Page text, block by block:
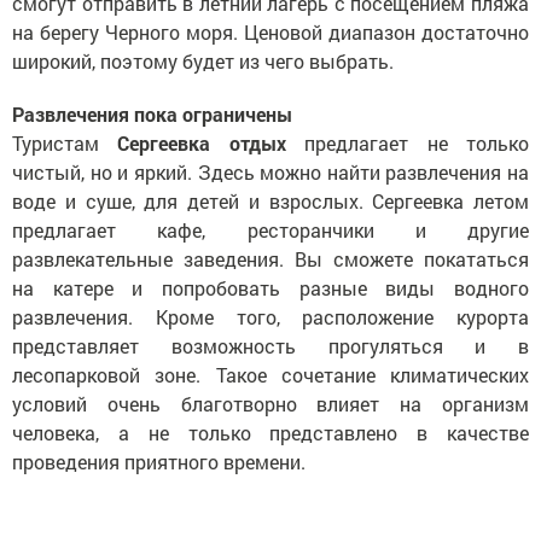
на берегу Черного моря. Ценовой диапазон достаточно
широкий, поэтому будет из чего выбрать.
Развлечения пока ограничены
ТуристамСергеевка отдыхпредлагает не только
чистый, но и яркий. Здесь можно найти развлечения на
воде и суше, для детей и взрослых. Сергеевка летом
предлагает кафе, ресторанчики и другие
развлекательные заведения. Вы сможете покататься
на катере и попробовать разные виды водного
развлечения. Кроме того, расположение курорта
представляет возможность прогуляться и в
лесопарковой зоне. Такое сочетание климатических
условий очень благотворно влияет на организм
человека, а не только представлено в качестве
проведения приятного времени.